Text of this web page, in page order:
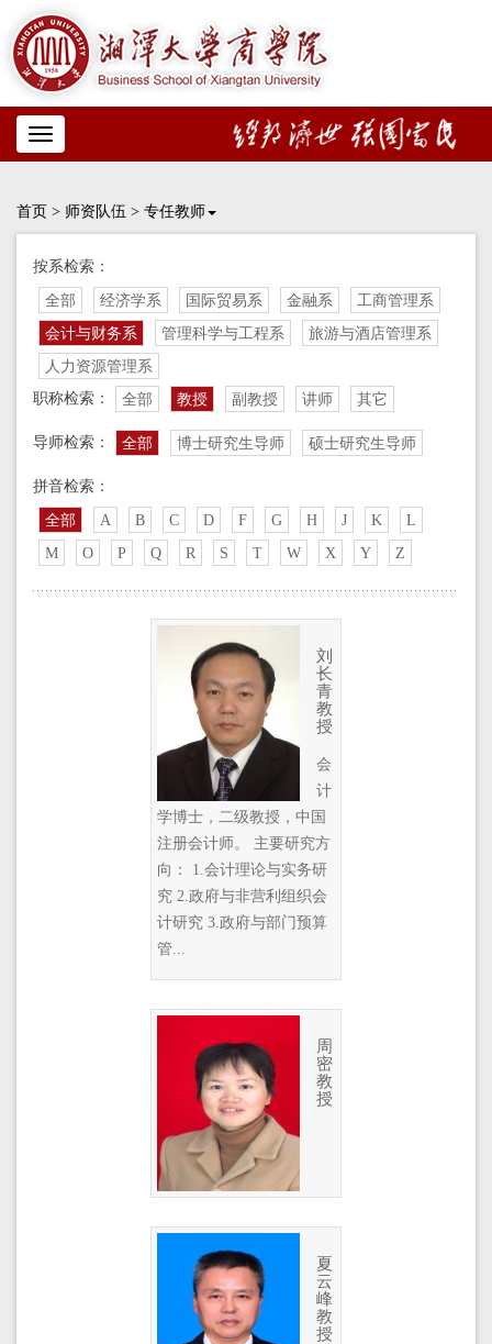
Toggle
navigation
首页 > 师资队伍 > 专任教师
按系检索：
全部 经济学系 国际贸易系 金融系
工商管理系
会计与财务系
管理科学与工程系
旅游与酒店管理系
人力资源管理系
职称检索：
全部 教授 副教授 讲师 其它
导师检索： 全部 博士研究生导师 硕士研究生导师
拼音检索：
全部 A B C D F G H J K
L
M
O P Q R S T W X Y Z
刘
长
青
教
授
会
计
学博士，二级教授，中国
注册会计师。 主要研究方
向： 1.会计理论与实务研
究 2.政府与非营利组织会
计研究 3.政府与部门预算
管...
周
密
教
授
夏
云
峰
教
授